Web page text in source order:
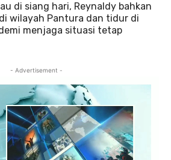
di siang hari, Reynaldy bahkan
wilayah Pantura dan tidur di
menjaga situasi tetap
- Advertisement -